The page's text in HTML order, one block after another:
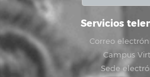
Servicios
Correo
Campus
Sede